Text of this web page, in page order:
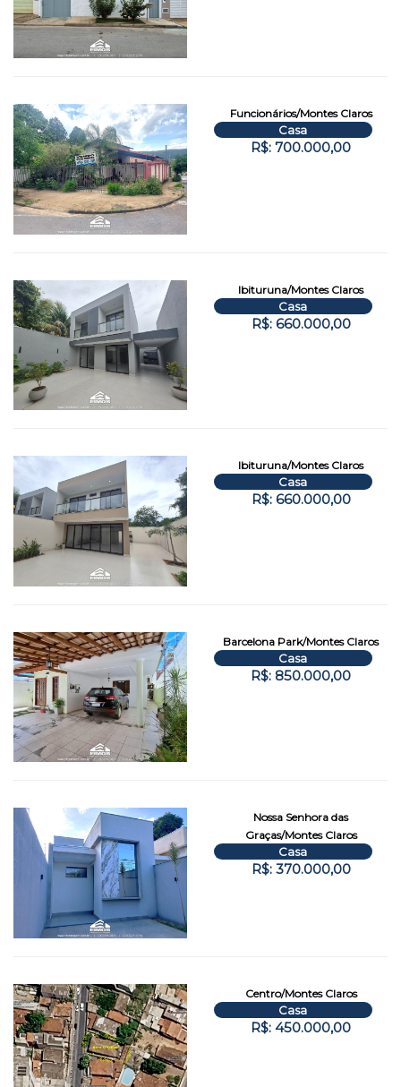
Funcionários/Montes Claros
Casa
R$: 700.000,00
Ibituruna/Montes Claros
Casa
R$: 660.000,00
Ibituruna/Montes Claros
Casa
R$: 660.000,00
Barcelona Park/Montes Claros
Casa
R$: 850.000,00
Nossa Senhora das
Graças/Montes Claros
Casa
R$: 370.000,00
Centro/Montes Claros
Casa
R$: 450.000,00